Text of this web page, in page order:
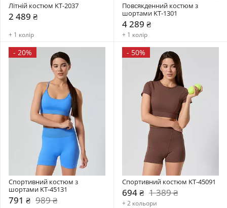
Літній костюм KT-2037
2 489 ₴
+ 1 колір
Повсякденний костюм з
шортами KT-1301
4 289 ₴
+ 1 колір
- 20%
Спортивний костюм з
шортами KT-45131
791 ₴ 989 ₴
- 50%
Спортивний костюм KT-45091
694 ₴ 1 389 ₴
+ 2 кольори